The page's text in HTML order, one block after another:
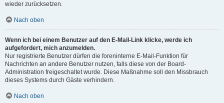
wieder zurücksetzen.
Nach oben
Wenn ich bei einem Benutzer auf den E-Mail-Link klicke, werde ich
aufgefordert, mich anzumelden.
Nur registrierte Benutzer dürfen die foreninterne E-Mail-Funktion für
Nachrichten an andere Benutzer nutzen, falls diese von der Board-
Administration freigeschaltet wurde. Diese Maßnahme soll den Missbrauch
dieses Systems durch Gäste verhindern.
Nach oben